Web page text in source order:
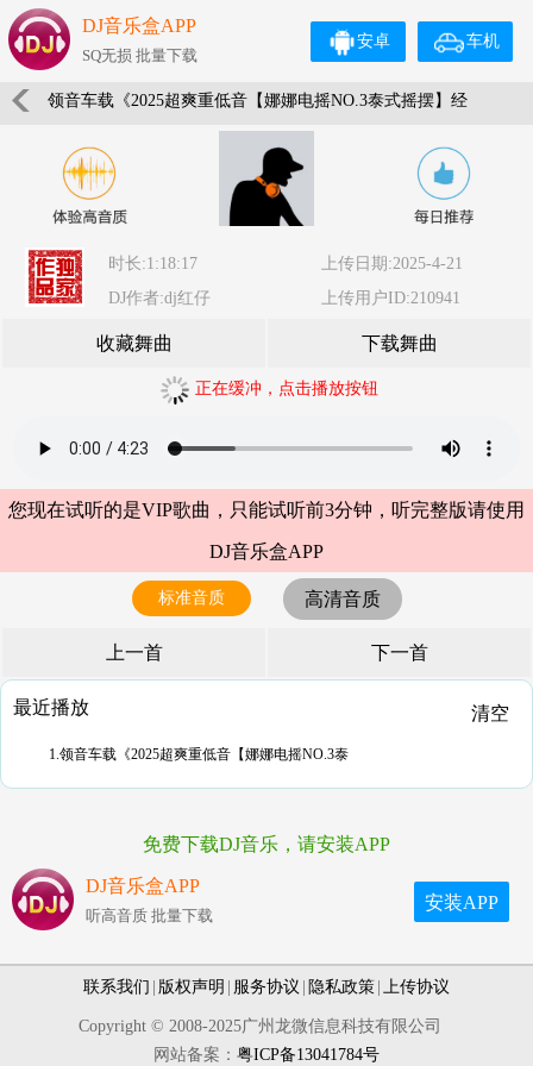
DJ音乐盒APP
SQ无损 批量下载
车机
安卓
领音车载《2025超爽重低音【娜娜电摇NO.3泰式摇摆】经
典蹦迪嗨曲》(Dj红仔Mix)
时长:1:18:17
上传日期:2025-4-21
DJ作者:dj红仔
上传用户ID:210941
收藏舞曲 下载舞曲
正在缓冲，点击播放按钮
您现在试听的是VIP歌曲，只能试听前3分钟，听完整版请使用
DJ音乐盒APP
标准音质 高清音质
上一首 下一首
最近播放 清空
1.领音车载《2025超爽重低音【娜娜电摇NO.3泰
免费下载DJ音乐，请安装APP
DJ音乐盒APP
听高音质 批量下载
安装APP
联系我们 版权声明 服务协议 隐私政策 上传协议
Copyright © 2008-2025广州龙微信息科技有限公司
网站备案： 粤ICP备13041784号